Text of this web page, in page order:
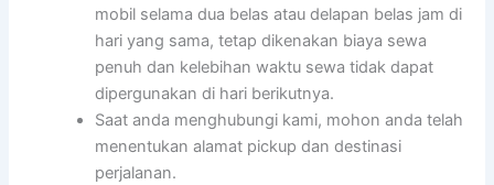
mobil selama dua belas atau delapan belas jam di
hari yang sama, tetap dikenakan biaya sewa
penuh dan kelebihan waktu sewa tidak dapat
dipergunakan di hari berikutnya.
Saat anda menghubungi kami, mohon anda telah
menentukan alamat pickup dan destinasi
perjalanan.